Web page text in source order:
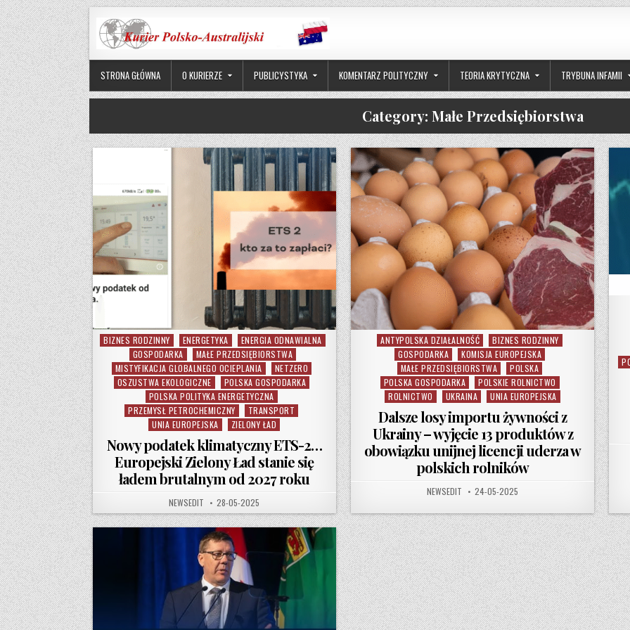
Skip to content
STRONA GŁÓWNA O KURIERZE PUBLICYSTYKA KOMENTARZ POLITYCZNY TEORIA KRYTYCZNA TRYBUNA INFAMII
Category: Małe Przedsiębiorstwa
Posted in
BIZNES RODZINNY ENERGETYKA
ENERGIA ODNAWIALNA
GOSPODARKA
MAŁE PRZEDSIĘBIORSTWA
MISTYFIKACJA GLOBALNEGO OCIEPLANIA
NETZERO
OSZUSTWA EKOLOGICZNE
POLSKA GOSPODARKA
POLSKA POLITYKA ENERGETYCZNA
PRZEMYSŁ PETROCHEMICZNY
TRANSPORT
UNIA EUROPEJSKA
ZIELONY ŁAD
Nowy podatek klimatyczny ETS-2…
Europejski Zielony Ład stanie się
ładem brutalnym od 2027 roku
AUTHOR:
NEWSEDIT PUBLISHED DATE:
28-05-2025
Posted in
ANTYPOLSKA DZIAŁALNOŚĆ
BIZNES RODZINNY
GOSPODARKA
KOMISJA EUROPEJSKA
MAŁE PRZEDSIĘBIORSTWA
POLSKA
POLSKA GOSPODARKA
POLSKIE ROLNICTWO
ROLNICTWO
UKRAINA UNIA EUROPEJSKA
Dalsze losy importu żywności z
Ukrainy – wyjęcie 13 produktów z
obowiązku unijnej licencji uderza w
polskich rolników
AUTHOR:
NEWSEDIT PUBLISHED DATE:
24-05-2025